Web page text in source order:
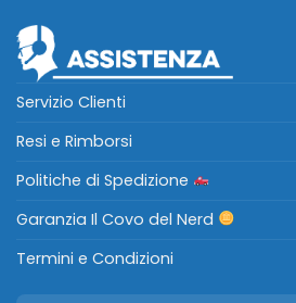
Servizio Clienti
Resi e Rimborsi
Politiche di Spedizione
Garanzia Il Covo del Nerd
Termini e Condizioni